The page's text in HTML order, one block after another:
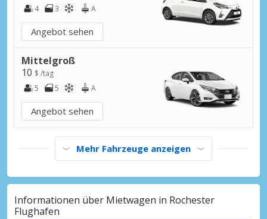
4
3 A
Angebot sehen
Mittelgroß
10 $ /tag
5
5 A
Angebot sehen
Mehr Fahrzeuge anzeigen
Informationen über Mietwagen in Rochester
Flughafen